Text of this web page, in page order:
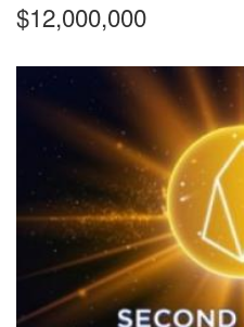
$12,000,000